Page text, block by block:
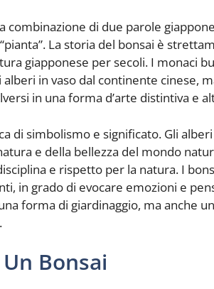
combinazione di due parole
“pianta”. La storia del bonsai è
giapponese per secoli. I monaci
in vaso dal continente cinese,
in una forma d’arte distintiva e
di simbolismo e significato. Gli
e della bellezza del mondo
e rispetto per la natura. I
in grado di evocare emozioni e
forma di giardinaggio, ma anche
Bonsai